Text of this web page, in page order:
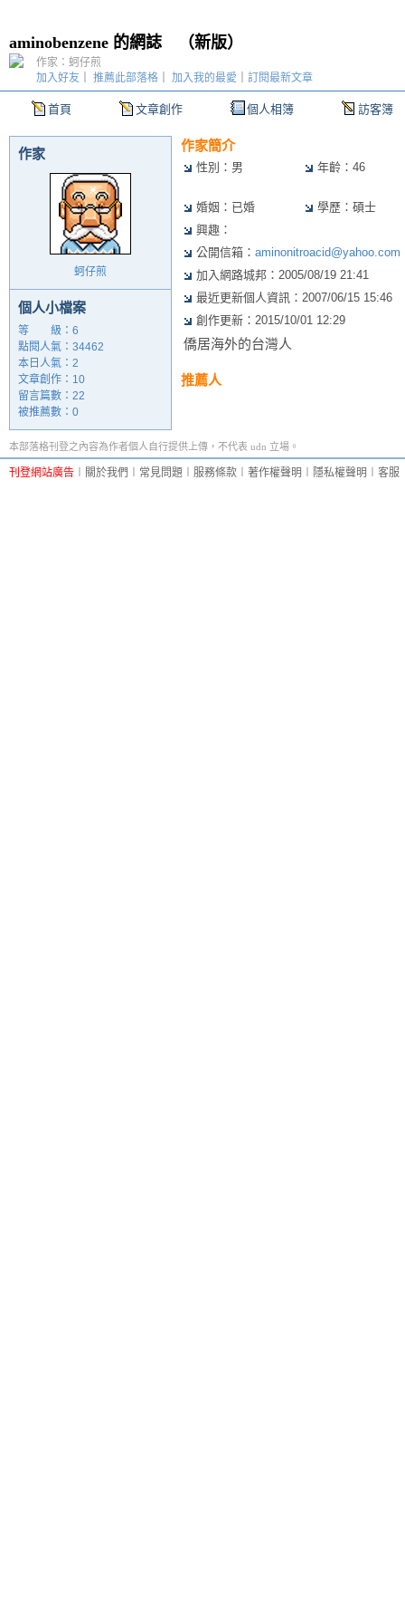
aminobenzene 的網誌 （新版）
首頁 文章創作 個人相簿 訪客簿
加入好友 推薦此部落格 加入我的最愛 訂閱最新文章
作家：蚵仔煎
作家
蚵仔煎
個人小檔案
等 級：6
點閱人氣：34462
本日人氣：2
文章創作：10
留言篇數：22
被推薦數： 0
作家簡介
性別：男 年齡：46
婚姻：已婚
學歷：碩士
興趣：
公開信箱： aminonitroacid@yahoo.com
加入網路城邦：2005/08/19 21:41
最近更新個人資訊：2007/06/15 15:46
創作更新：2015/10/01 12:29
僑居海外的台灣人
推薦人
本部落格刊登之內容為作者個人自行提供上傳，不代表 udn 立場。
刊登網站廣告 關於我們 常見問題 服務條款 著作權聲明 隱私權聲明 客服